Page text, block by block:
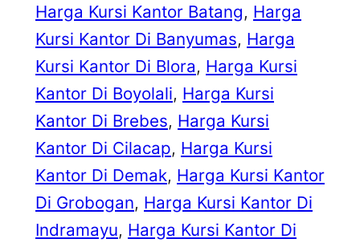
Harga Kursi Kantor Batang, Harga
Kursi Kantor Di Banyumas, Harga
Kursi Kantor Di Blora, Harga Kursi
Kantor Di Boyolali, Harga Kursi
Kantor Di Brebes, Harga Kursi
Kantor Di Cilacap, Harga Kursi
Kantor Di Demak, Harga Kursi Kantor
Di Grobogan, Harga Kursi Kantor Di
Indramayu, Harga Kursi Kantor Di